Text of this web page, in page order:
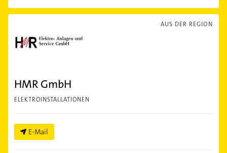
AUS DER REGION
HMR GmbH
ELEKTROINSTALLATIONEN
E-Mail